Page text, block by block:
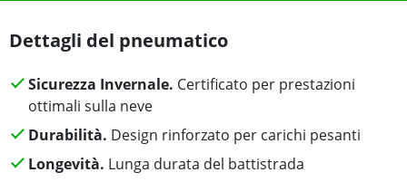
Dettagli del pneumatico
Sicurezza Invernale. Certificato per prestazioni
ottimali sulla neve
Durabilità. Design rinforzato per carichi pesanti
Longevità. Lunga durata del battistrada